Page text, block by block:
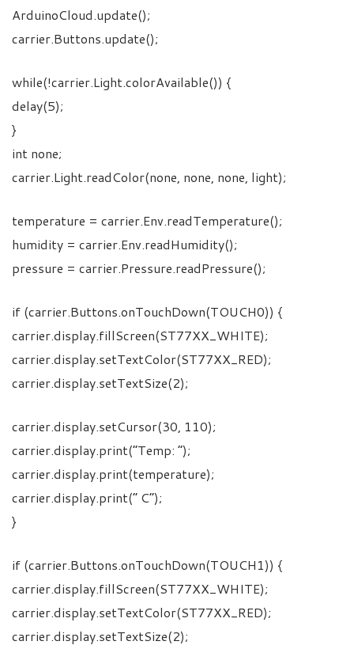
ArduinoCloud.update();
carrier.Buttons.update();
while(!carrier.Light.colorAvailable()) {
delay(5);
}
int none;
carrier.Light.readColor(none, none, none, light);
temperature = carrier.Env.readTemperature();
humidity = carrier.Env.readHumidity();
pressure = carrier.Pressure.readPressure();
if (carrier.Buttons.onTouchDown(TOUCH0)) {
carrier.display.fillScreen(ST77XX_WHITE);
carrier.display.setTextColor(ST77XX_RED);
carrier.display.setTextSize(2);
carrier.display.setCursor(30, 110);
carrier.display.print(“Temp: “);
carrier.display.print(temperature);
carrier.display.print(” C”);
}
if (carrier.Buttons.onTouchDown(TOUCH1)) {
carrier.display.fillScreen(ST77XX_WHITE);
carrier.display.setTextColor(ST77XX_RED);
carrier.display.setTextSize(2);